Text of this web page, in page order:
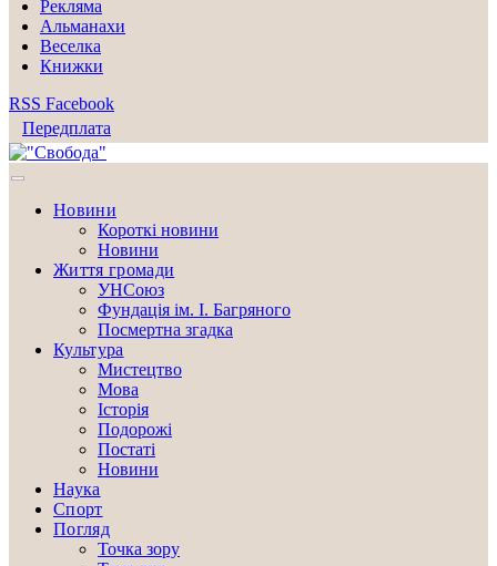
Рекляма
Альманахи
Веселка
Книжки
RSS Facebook
Передплата
Новини
Короткі новини
Новини
Життя громади
УНСоюз
Фундація ім. І. Багряного
Посмертна згадка
Культура
Мистецтво
Мова
Історія
Подорожі
Постаті
Новини
Наука
Спорт
Погляд
Точка зору